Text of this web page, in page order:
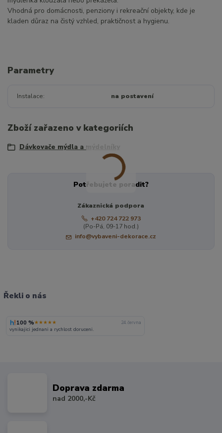
Vhodná pro domácnosti, penziony i rekreační objekty, kde je
kladen důraz na čistý vzhled, praktičnost a hygienu.
Parametry
Instalace na postavení
Zboží zařazeno v kategoriích
Dávkovače mýdla a mýdelníky
Potřebujete poradit?
Zákaznická podpora
+420 724 722 973
(Po-Pá, 09-17 hod.)
info@vybaveni-dekorace.cz
Řekli o nás
100 %★★★★★ 24. června
vynikajici jednani a rychlost doruceni.
Doprava zdarma
nad 2000,-Kč